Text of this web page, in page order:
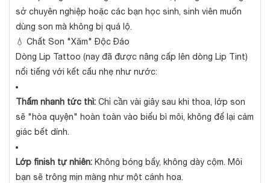
sở chuyên nghiệp hoặc các bạn học sinh, sinh viên muốn
dùng son mà không bị quá lộ.
💧 Chất Son "Xăm" Độc Đáo
Dòng Lip Tattoo (nay đã được nâng cấp lên dòng Lip Tint)
nổi tiếng với kết cấu nhẹ như nước:
Thấm nhanh tức thì: Chỉ cần vài giây sau khi thoa, lớp son
sẽ "hòa quyện" hoàn toàn vào biểu bì môi, không để lại cảm
giác bết dính.
Lớp finish tự nhiên: Không bóng bẩy, không dày cộm. Môi
bạn sẽ trông mịn màng như một cánh hoa.